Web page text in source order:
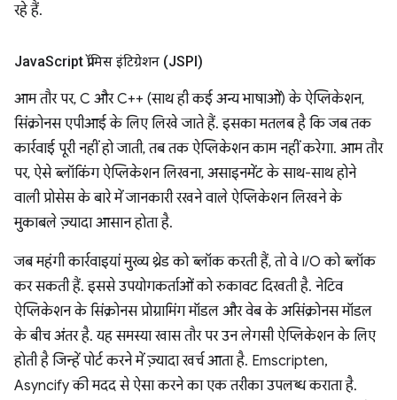
रहे हैं.
JavaScript प्रॉमिस इंटिग्रेशन (JSPI)
आम तौर पर, C और C++ (साथ ही कई अन्य भाषाओं) के ऐप्लिकेशन,
सिंक्रोनस एपीआई के लिए लिखे जाते हैं. इसका मतलब है कि जब तक
कार्रवाई पूरी नहीं हो जाती, तब तक ऐप्लिकेशन काम नहीं करेगा. आम तौर
पर, ऐसे ब्लॉकिंग ऐप्लिकेशन लिखना, असाइनमेंट के साथ-साथ होने
वाली प्रोसेस के बारे में जानकारी रखने वाले ऐप्लिकेशन लिखने के
मुकाबले ज़्यादा आसान होता है.
जब महंगी कार्रवाइयां मुख्य थ्रेड को ब्लॉक करती हैं, तो वे I/O को ब्लॉक
कर सकती हैं. इससे उपयोगकर्ताओं को रुकावट दिखती है. नेटिव
ऐप्लिकेशन के सिंक्रोनस प्रोग्रामिंग मॉडल और वेब के असिंक्रोनस मॉडल
के बीच अंतर है. यह समस्या खास तौर पर उन लेगसी ऐप्लिकेशन के लिए
होती है जिन्हें पोर्ट करने में ज़्यादा खर्च आता है. Emscripten,
Asyncify की मदद से ऐसा करने का एक तरीका उपलब्ध कराता है.